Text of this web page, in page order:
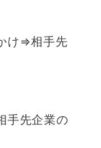
け⇒相手先
手先企業の